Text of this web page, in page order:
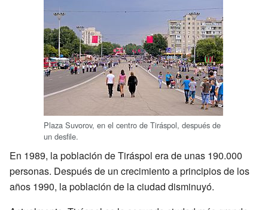
Plaza Suvorov, en el centro de Tiráspol, después de
un desfile.
En 1989, la población de Tiráspol era de unas 190.000
personas. Después de un crecimiento a principios de los
años 1990, la población de la ciudad disminuyó.